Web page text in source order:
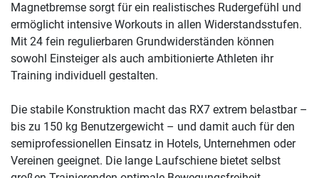
Magnetbremse sorgt für ein realistisches Rudergefühl und
ermöglicht intensive Workouts in allen Widerstandsstufen.
Mit 24 fein regulierbaren Grundwiderständen können
sowohl Einsteiger als auch ambitionierte Athleten ihr
Training individuell gestalten.
Die stabile Konstruktion macht das RX7 extrem belastbar –
bis zu 150 kg Benutzergewicht – und damit auch für den
semiprofessionellen Einsatz in Hotels, Unternehmen oder
Vereinen geeignet. Die lange Laufschiene bietet selbst